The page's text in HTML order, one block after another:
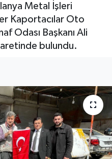
Metal İşleri
Kaportacılar Oto
Odası Başkanı Ali
bulundu.